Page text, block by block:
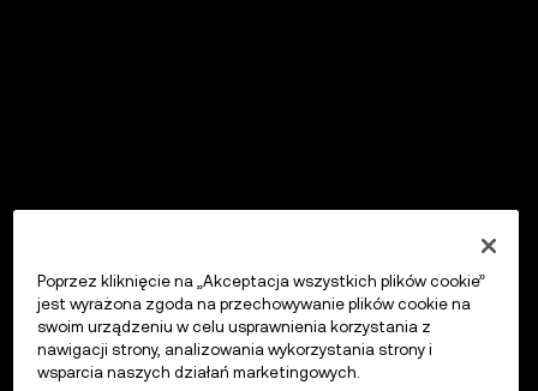
Poprzez kliknięcie na „Akceptacja wszystkich plików cookie”
jest wyrażona zgoda na przechowywanie plików cookie na
swoim urządzeniu w celu usprawnienia korzystania z
nawigacji strony, analizowania wykorzystania strony i
wsparcia naszych działań marketingowych.